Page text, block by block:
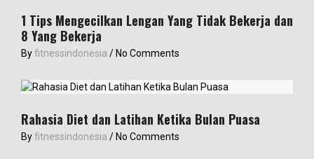
1 Tips Mengecilkan Lengan Yang Tidak Bekerja dan
8 Yang Bekerja
Byfitnessindonesia / No Comments
Rahasia Diet dan Latihan Ketika Bulan Puasa
Byfitnessindonesia / No Comments